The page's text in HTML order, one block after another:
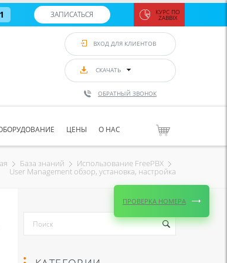
1 ЗАПИСАТЬСЯ КУРС ПО
ZABBIX
ВХОД ДЛЯ КЛИЕНТОВ
СКАЧАТЬ
ОБРАТНЫЙ ЗВОНОК
ЦЕНЫ О НАС
База знаний Использование FreePBX
User Management обзор, установка, настройка
ПРОВЕРКА НОМЕРА